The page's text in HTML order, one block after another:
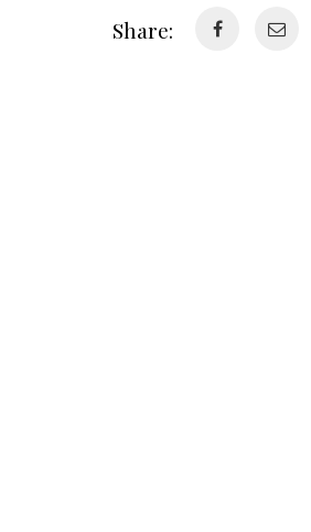
Share: